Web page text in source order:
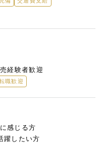
経験者歓迎
職歓迎
感じる方
躍したい方